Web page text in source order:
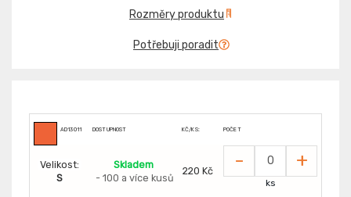
Rozměry produktu
Potřebuji poradit
AD13011 DOSTUPNOST KČ/KS: POČET
Velikost:
S
Skladem
- 100 a více kusů
220 Kč - +
ks